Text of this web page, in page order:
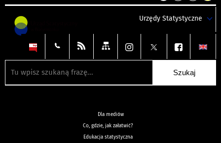
kontrastkontrast
tekst
czarnym
kontrast
tekst
czarnym
tekst
żółtym
Urzędy Statystyczne
Dla mediów
Co, gdzie, jak załatwić?
Edukacja statystyczna